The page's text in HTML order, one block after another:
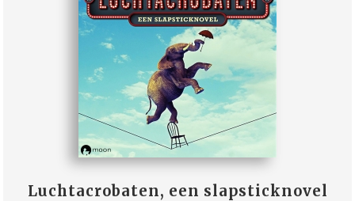
Luchtacrobaten, een slapsticknovel